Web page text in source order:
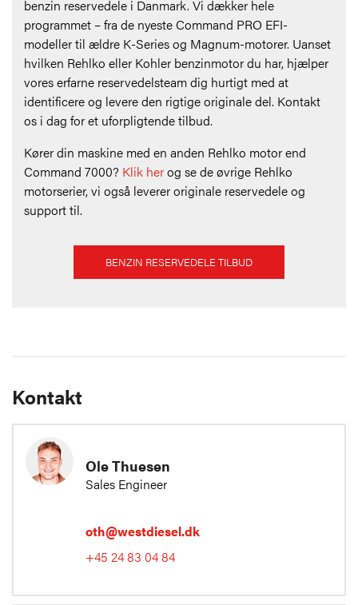
benzin reservedele i Danmark. Vi dækker hele
programmet – fra de nyeste Command PRO EFI-
modeller til ældre K-Series og Magnum-motorer. Uanset
hvilken Rehlko eller Kohler benzinmotor du har, hjælper
vores erfarne reservedelsteam dig hurtigt med at
identificere og levere den rigtige originale del. Kontakt
os i dag for et uforpligtende tilbud.
Kører din maskine med en anden Rehlko motor end
Command 7000? Klik herog se de øvrige Rehlko
motorserier, vi også leverer originale reservedele og
support til.
BENZIN RESERVEDELE TILBUD
Kontakt
Ole Thuesen
Sales Engineer
oth@westdiesel.dk
+45 24 83 04 84